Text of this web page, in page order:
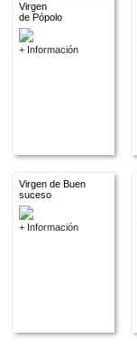
Virgen
de Pópolo
+ Información
Virgen de Buen
suceso
+ Información